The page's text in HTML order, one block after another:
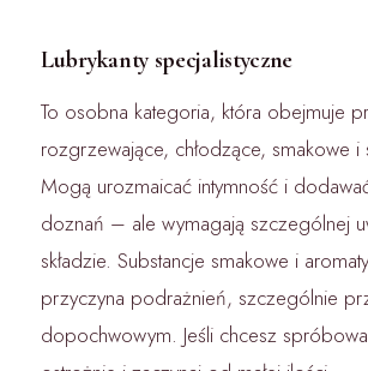
Lubrykanty specjalistyczne
To osobna kategoria, która obejmuje
rozgrzewające, chłodzące, smakowe i
Mogą urozmaicać intymność i
doznań – ale wymagają szczególnej
składzie. Substancje smakowe i
przyczyna podrażnień, szczególnie
dopochwowym. Jeśli chcesz